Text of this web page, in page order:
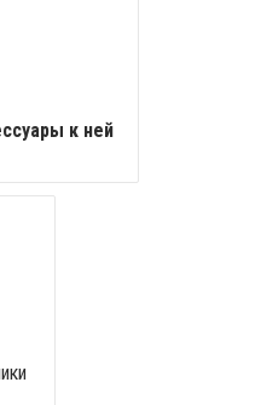
к ней